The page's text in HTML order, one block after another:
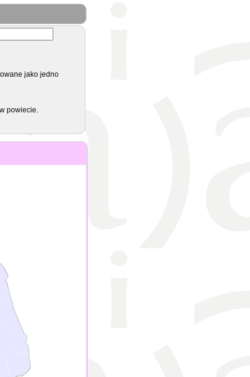
jako jedno
powiecie.